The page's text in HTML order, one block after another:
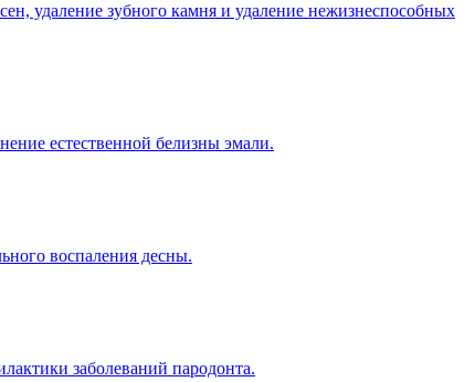
удаление зубного камня и удаление нежизнеспособных
естественной белизны эмали.
воспаления десны.
заболеваний пародонта.